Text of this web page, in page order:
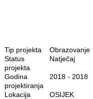
Tip projekta
Obrazovanje
Status
projekta
Natječaj
Godina
projektiranja
2018 - 2018
Lokacija OSIJEK